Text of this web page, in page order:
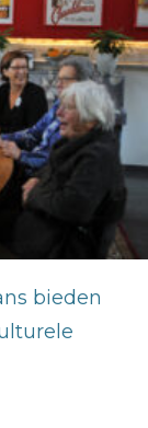
bieden